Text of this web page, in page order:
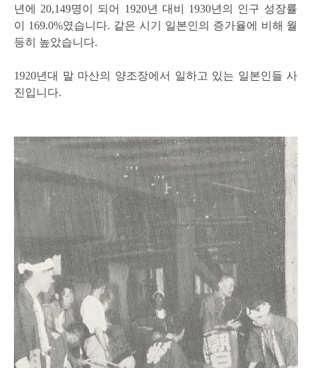
년에 20,149명이 되어 1920년 대비 1930년의 인구 성장률
이 169.0%였습니다. 같은 시기 일본인의 증가율에 비해 월
등히 높았습니다.
1920년대 말 마산의 양조장에서 일하고 있는 일본인들 사
진입니다.